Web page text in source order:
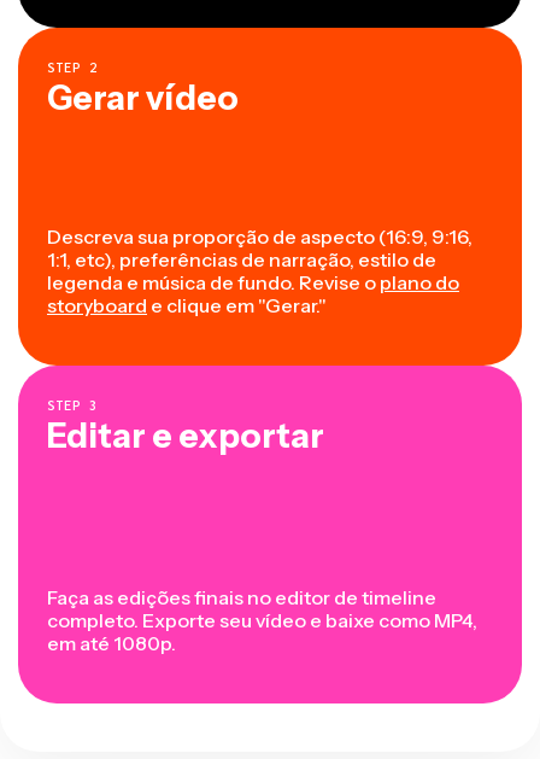
STEP 2
Gerar vídeo
Descreva sua proporção de aspecto (16:9, 9:16,
1:1, etc), preferências de narração, estilo de
legenda e música de fundo. Revise o plano do
storyboard e clique em "Gerar."
STEP 3
Editar e exportar
Faça as edições finais no editor de timeline
completo. Exporte seu vídeo e baixe como MP4,
em até 1080p.